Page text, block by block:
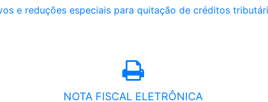
e reduções especiais para quitação de créditos
NOTA FISCAL ELETRÔNICA